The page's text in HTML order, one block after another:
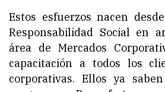
Estos esfuerzos nacen
Responsabilidad Social en
área de Mercados
capacitación a todos los
corporativas. Ellos ya